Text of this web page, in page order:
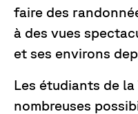
faire des
à des vues
et ses environs
Les étudiants de
nombreuses